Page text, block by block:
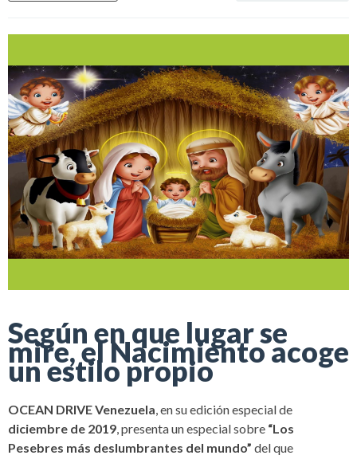
Según en que lugar se
mire, el Nacimiento acoge
un estilo propio
OCEAN DRIVE Venezuela, en su edición especial de
diciembre de 2019, presenta un especial sobre “Los
Pesebres más deslumbrantes del mundo” del que